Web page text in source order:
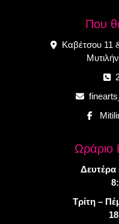
Που
Καβέτσου 11
Ωράριο
Δευτέρα
Τρίτη –